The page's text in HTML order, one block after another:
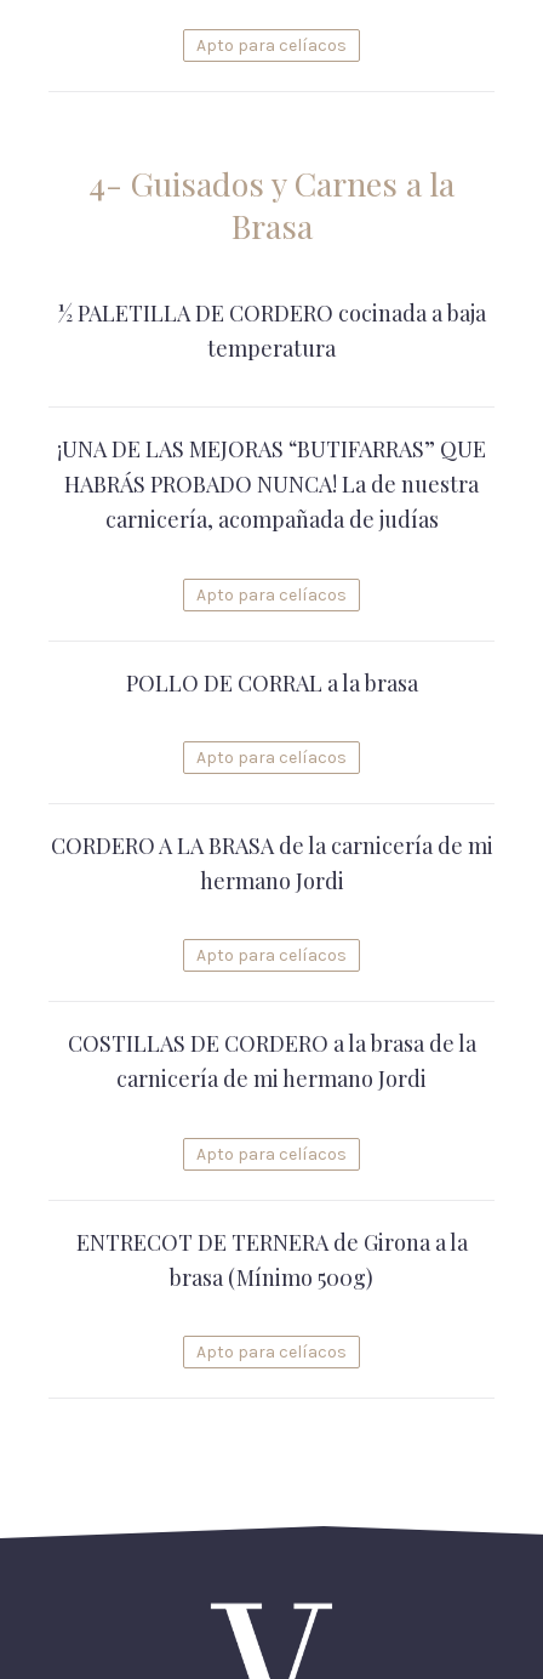
Apto para celíacos
4- Guisados y Carnes a la
Brasa
½ PALETILLA DE CORDERO cocinada a baja
temperatura
¡UNA DE LAS MEJORAS “BUTIFARRAS” QUE
HABRÁS PROBADO NUNCA! La de nuestra
carnicería, acompañada de judías
Apto para celíacos
POLLO DE CORRAL a la brasa
Apto para celíacos
CORDERO A LA BRASA de la carnicería de mi
hermano Jordi
Apto para celíacos
COSTILLAS DE CORDERO a la brasa de la
carnicería de mi hermano Jordi
Apto para celíacos
ENTRECOT DE TERNERA de Girona a la
brasa (Mínimo 500g)
Apto para celíacos